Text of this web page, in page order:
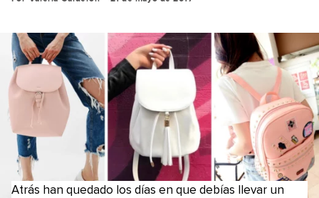
Atrás han quedado los días en que debías llevar un